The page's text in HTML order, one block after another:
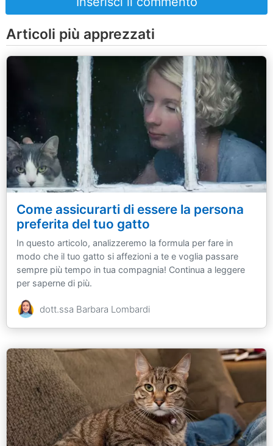
Articoli più apprezzati
Come assicurarti di essere la persona
preferita del tuo gatto
In questo articolo, analizzeremo la formula per fare in
modo che il tuo gatto si affezioni a te e voglia passare
sempre più tempo in tua compagnia! Continua a leggere
per saperne di più.
dott.ssa Barbara Lombardi